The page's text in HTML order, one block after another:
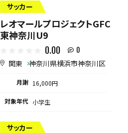
サッカー
レオマールプロジェクトGFC
東神奈川U9
0.00 0
関東 神奈川県横浜市神奈川区
月謝 16,000円
対象年代 小学生
サッカー